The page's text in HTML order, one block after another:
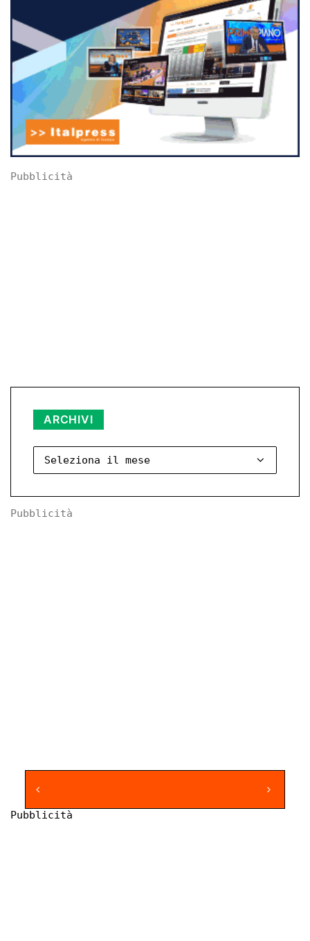
Pubblicità
ARCHIVI
Pubblicità
Pubblicità